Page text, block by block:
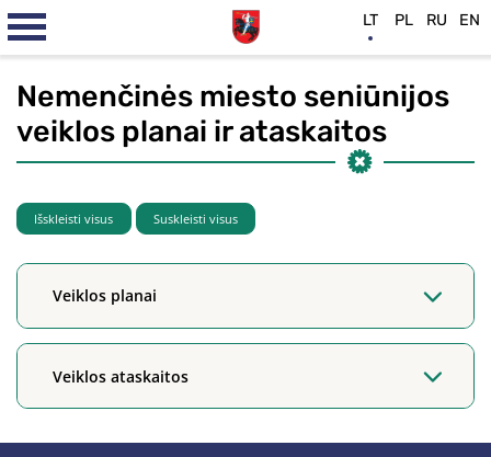
Nemenčinės miesto seniūnijos
veiklos planai ir ataskaitos
Išskleisti visus Suskleisti visus
Veiklos planai
Veiklos ataskaitos
LT PL RU EN